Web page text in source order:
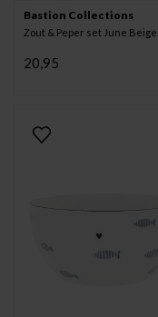
Bastion Collections
Zout & Peper set June Beige
20,95